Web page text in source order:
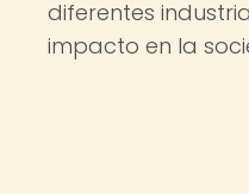
diferentes
impacto en la